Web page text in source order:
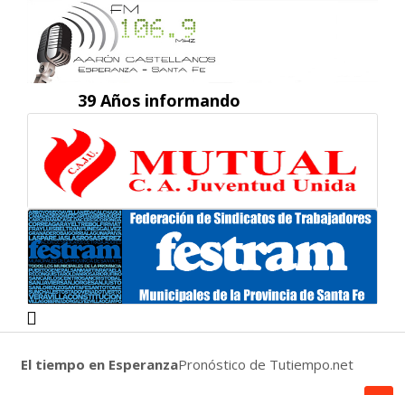
39 Años informando
El tiempo en EsperanzaPronóstico de Tutiempo.net